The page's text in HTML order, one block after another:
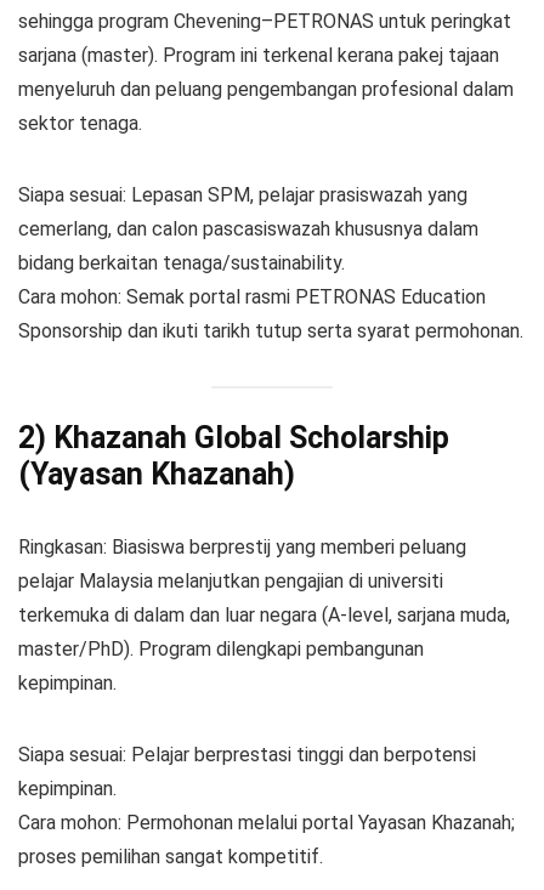
sehingga program Chevening–PETRONAS untuk peringkat
sarjana (master). Program ini terkenal kerana pakej tajaan
menyeluruh dan peluang pengembangan profesional dalam
sektor tenaga.
Siapa sesuai: Lepasan SPM, pelajar prasiswazah yang
cemerlang, dan calon pascasiswazah khususnya dalam
bidang berkaitan tenaga/sustainability.
Cara mohon: Semak portal rasmi PETRONAS Education
Sponsorship dan ikuti tarikh tutup serta syarat permohonan.
2) Khazanah Global Scholarship
(Yayasan Khazanah)
Ringkasan: Biasiswa berprestij yang memberi peluang
pelajar Malaysia melanjutkan pengajian di universiti
terkemuka di dalam dan luar negara (A-level, sarjana muda,
master/PhD). Program dilengkapi pembangunan
kepimpinan.
Siapa sesuai: Pelajar berprestasi tinggi dan berpotensi
kepimpinan.
Cara mohon: Permohonan melalui portal Yayasan Khazanah;
proses pemilihan sangat kompetitif.